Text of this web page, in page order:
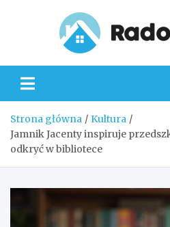
Strona główna
Kultura
Jamnik Jacenty inspiruje
odkryć w bibliotece